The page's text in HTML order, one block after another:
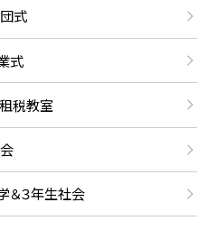
式
式
租税教室
＆３年生社会